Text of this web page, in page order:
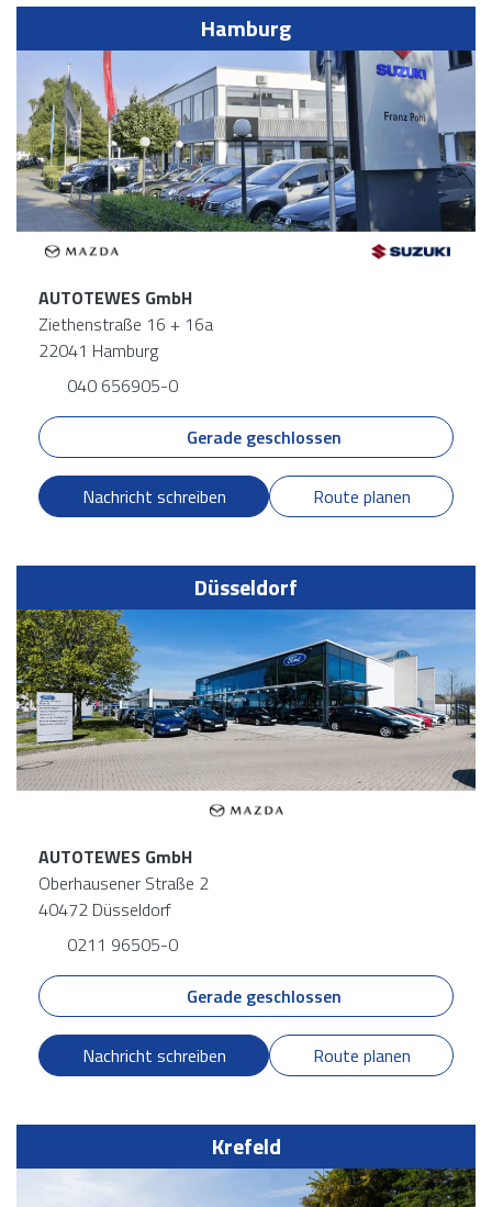
Hamburg
AUTOTEWES GmbH
Ziethenstraße 16 + 16a
22041 Hamburg
040 656905-0
Gerade geschlossen
Nachricht schreiben Route planen
Düsseldorf
AUTOTEWES GmbH
Oberhausener Straße 2
40472 Düsseldorf
0211 96505-0
Gerade geschlossen
Nachricht schreiben Route planen
Krefeld